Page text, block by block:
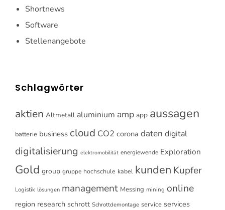
Shortnews
Software
Stellenangebote
Schlagwörter
aktien Altmetall aluminium amp app aussagen
batterie business cloud CO2 corona daten digital
digitalisierung elektromobilität energiewende Exploration
Gold group gruppe hochschule kabel kunden Kupfer
Logistik lösungen management Messing mining online
region research schrott Schrottdemontage service services